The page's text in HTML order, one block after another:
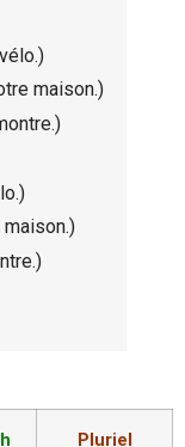
maison.)
Pluriel